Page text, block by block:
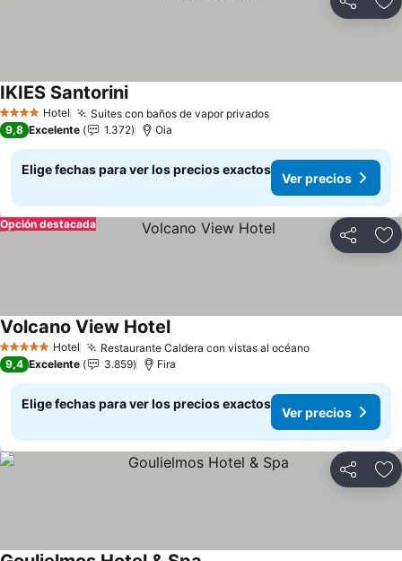
Compartir
4 EstrellasHotel Suites con baños de vapor privadosVer precios
IKIES SantoriniVer precios
9,8 Excelente 1.372 Oia
Elige fechas para ver los precios exactos
Ver precios
Compartir
Opción destacada
5 Estrellas Hotel Restaurante Caldera con vistas al océanoVer precios
Volcano View HotelVer precios
9,4 Excelente 3.859 Fira
Elige fechas para ver los precios exactos
Ver precios
Compartir